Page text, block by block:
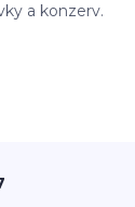
a konzerv.